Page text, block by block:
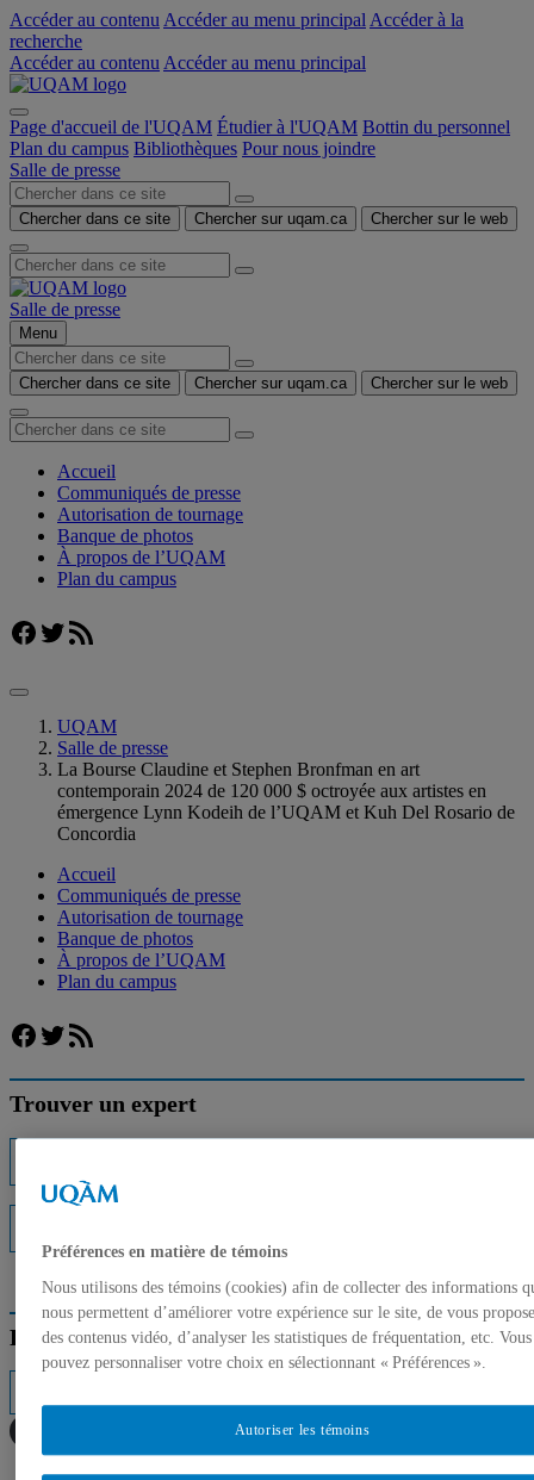
Accéder au contenu Accéder au menu principal Accéder à la
recherche
Accéder au contenu Accéder au menu principal
Page d'accueil de l'UQAM Étudier à l'UQAM Bottin du personnel
Plan du campus Bibliothèques Pour nous joindre
Salle de presse
Chercher dans ce site Chercher sur uqam.ca Chercher sur le web
Salle de presse
Menu
Chercher dans ce site Chercher sur uqam.ca Chercher sur le web
Accueil
Communiqués de presse
Autorisation de tournage
Banque de photos
À propos de l’UQAM
Plan du campus
Facebook
Twitter
Flux RSS
UQAM
Salle de presse
La Bourse Claudine et Stephen Bronfman en art
contemporain 2024 de 120 000 $ octroyée aux artistes en
émergence Lynn Kodeih de l’UQAM et Kuh Del Rosario de
Concordia
Accueil
Communiqués de presse
Autorisation de tournage
Banque de photos
À propos de l’UQAM
Plan du campus
Facebook
Twitter
Flux RSS
Trouver un expert
Répertoire des professeurs
Préférences en matière de témoins
Nous utilisons des témoins (cookies) afin de collecter des informations
nous permettent d’améliorer votre expérience sur le site, de vous
des contenus vidéo, d’analyser les statistiques de fréquentation, etc. Vous
pouvez personnaliser votre choix en sélectionnant « Préférences ».
Autoriser les témoins